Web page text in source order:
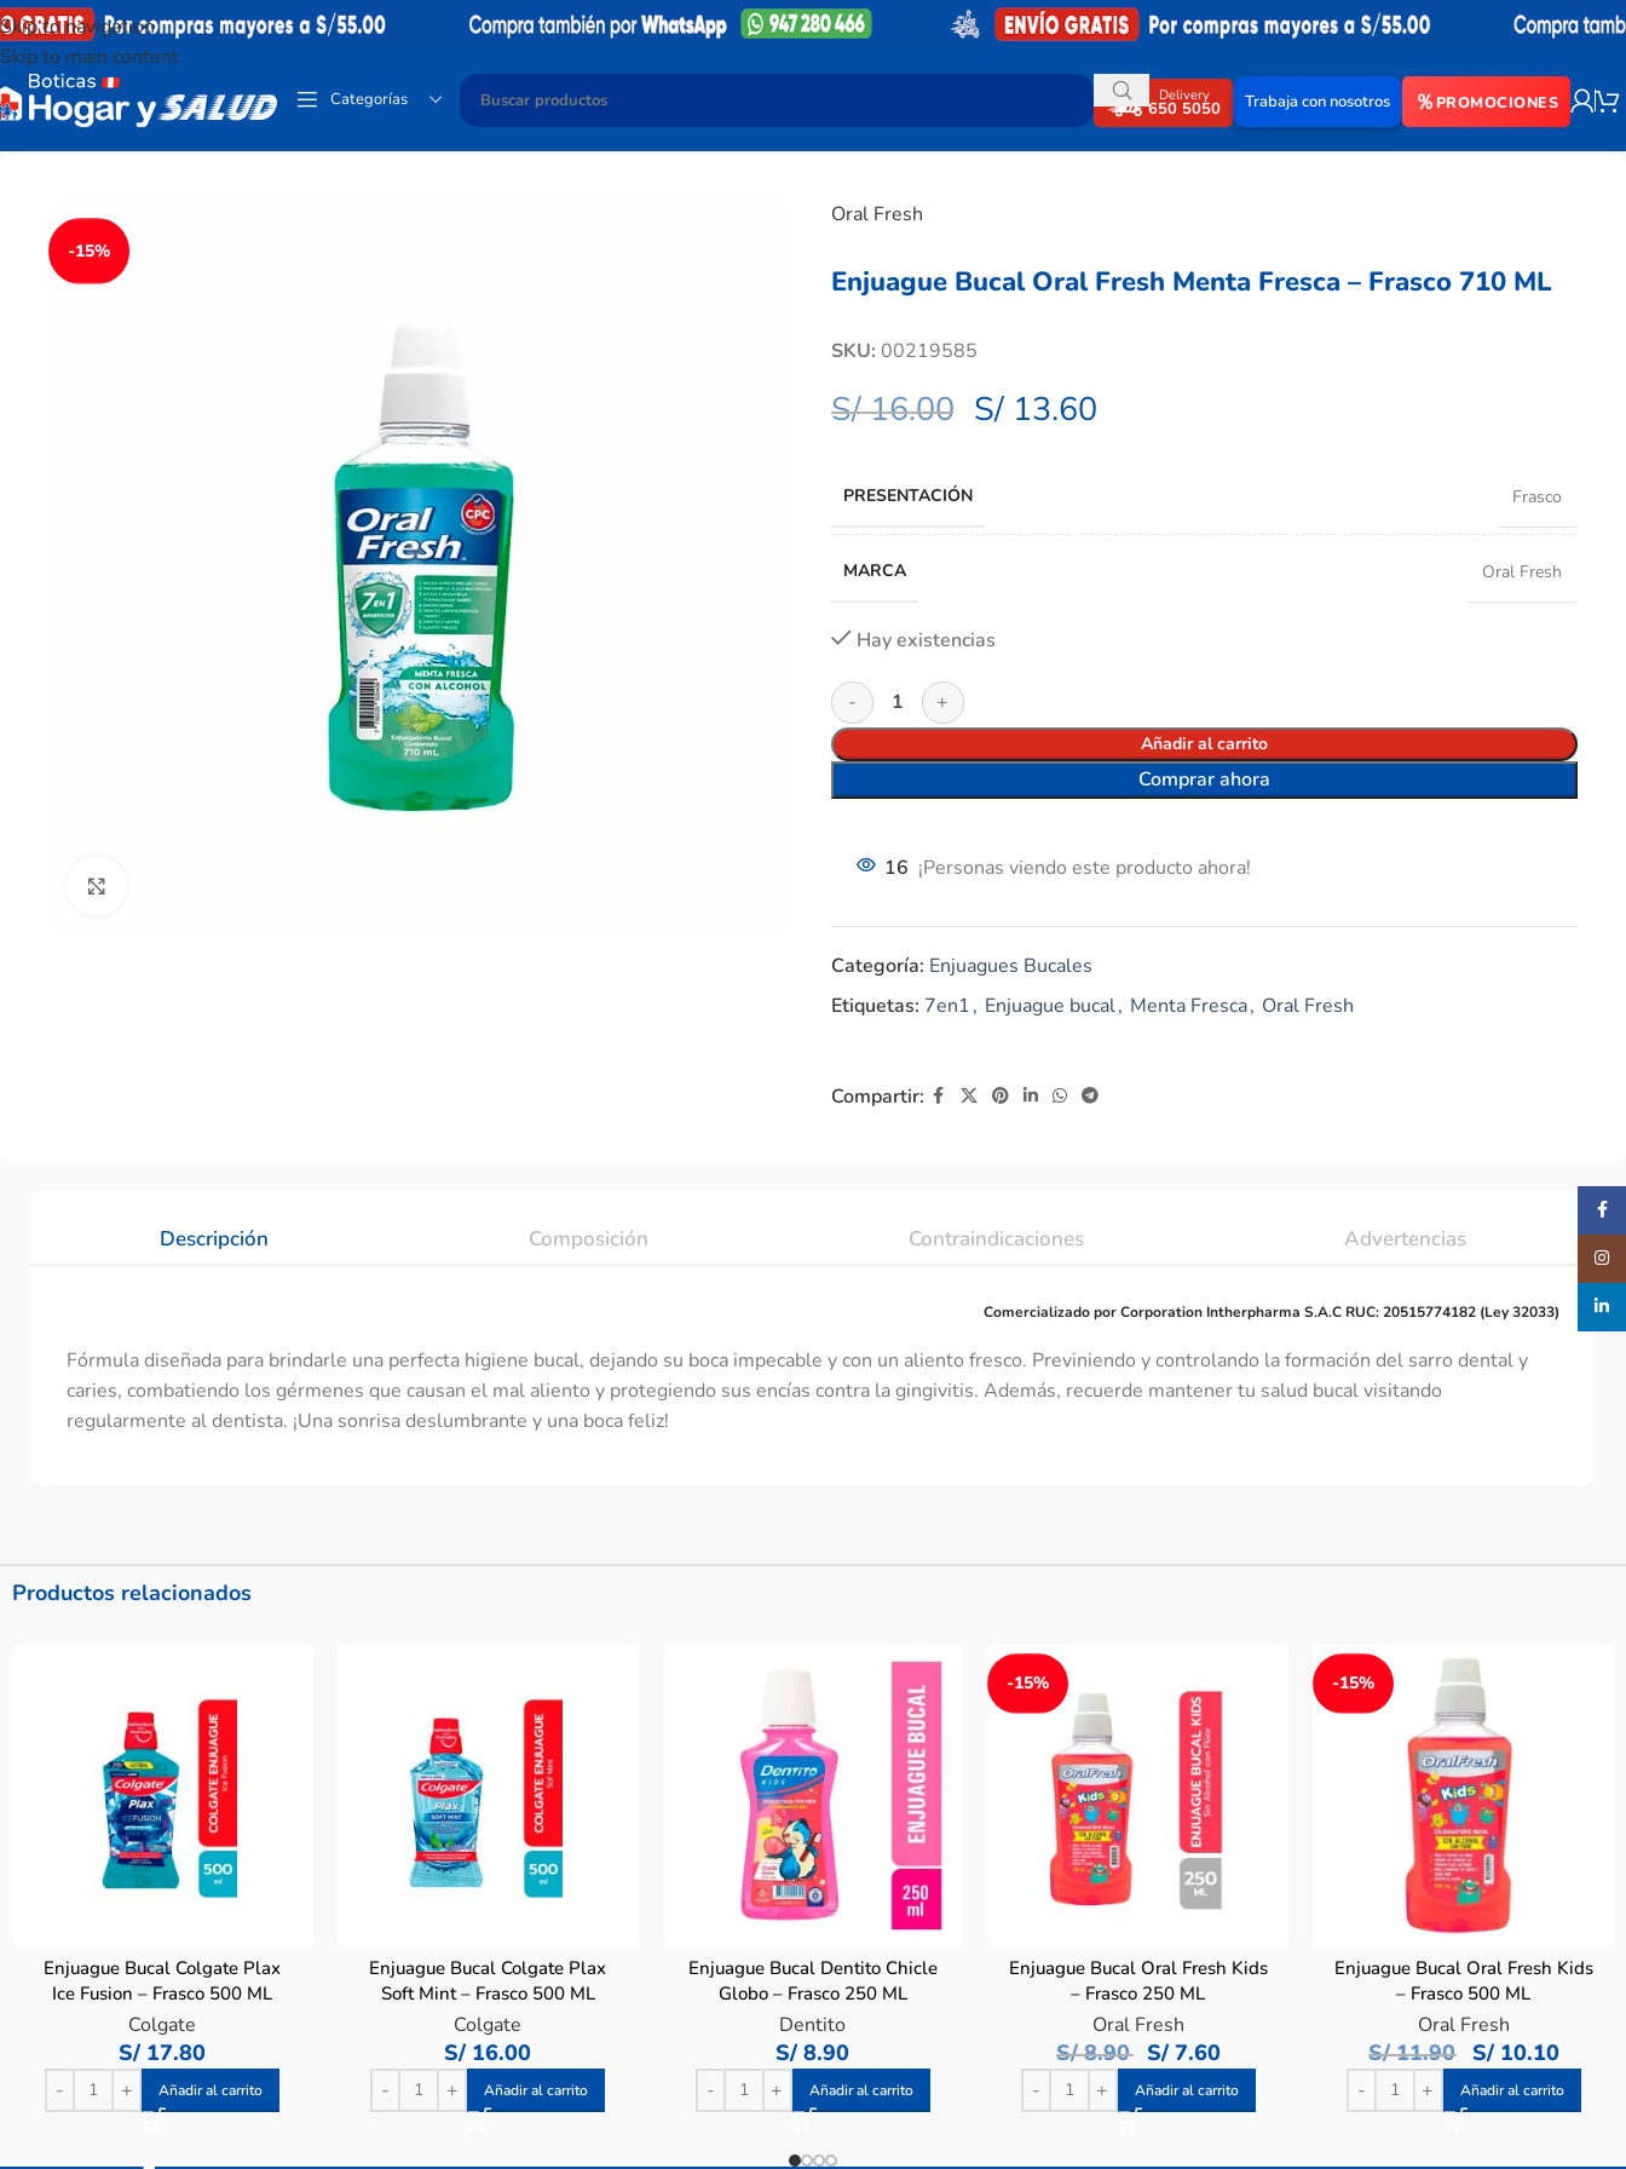
Skip to navigation
Skip to main content
Categorías Delivery
650 5050 Trabaja con nosotros PROMOCIONES
-15%
Oral Fresh
Enjuague Bucal Oral Fresh Menta Fresca – Frasco 710 ML
SKU: 00219585
S/16.00 S/13.60
PRESENTACIÓN Frasco
MARCA Oral Fresh
Hay existencias
Añadir al carrito
Comprar ahora
16 ¡Personas viendo este producto ahora!
Categoría: Enjuagues Bucales
Etiquetas: 7en1, Enjuague bucal, Menta Fresca, Oral Fresh
Compartir:
Descripción Composición Contraindicaciones Advertencias
Comercializado por Corporation Intherpharma S.A.C RUC: 20515774182 (Ley 32033)
Fórmula diseñada para brindarle una perfecta higiene bucal, dejando su boca impecable y con un aliento fresco. Previniendo y controlando la formación del sarro dental y
caries, combatiendo los gérmenes que causan el mal aliento y protegiendo sus encías contra la gingivitis. Además, recuerde mantener tu salud bucal visitando
regularmente al dentista. ¡Una sonrisa deslumbrante y una boca feliz!
Productos relacionados
Enjuague Bucal Colgate Plax
Ice Fusion – Frasco 500 ML
Colgate
S/ 17.80
Añadir al carrito
Enjuague Bucal Colgate Plax
Soft Mint – Frasco 500 ML
Colgate
S/ 16.00
Añadir al carrito
Enjuague Bucal Dentito Chicle
Globo – Frasco 250 ML
Dentito
S/ 8.90
Añadir al carrito
-15%
Enjuague Bucal Oral Fresh Kids
– Frasco 250 ML
Oral Fresh
S/8.90 S/7.60
Añadir al carrito
-15%
Enjuague Bucal Oral Fresh Kids
– Frasco 500 ML
Oral Fresh
S/11.90 S/10.10
Añadir al carrito